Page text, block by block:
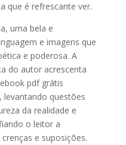
que é refrescante ver.
uma bela e
e imagens que
e poderosa. A
do autor acrescenta
pdf grátis
levantando questões
da realidade e
o leitor a
e suposições.